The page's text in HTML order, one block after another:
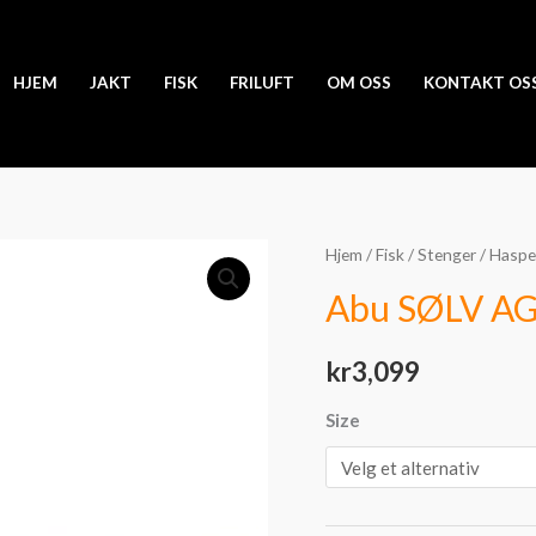
HJEM JAKT FISK FRILUFT OM OSS KONTAKT
Hjem /Fisk/Stenger/
Abu SØLV
kr3,099
Size
Abu
AG2